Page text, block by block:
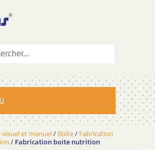
visuel et manuel/ Boîte/ Fabrication
/ Fabrication boite nutrition